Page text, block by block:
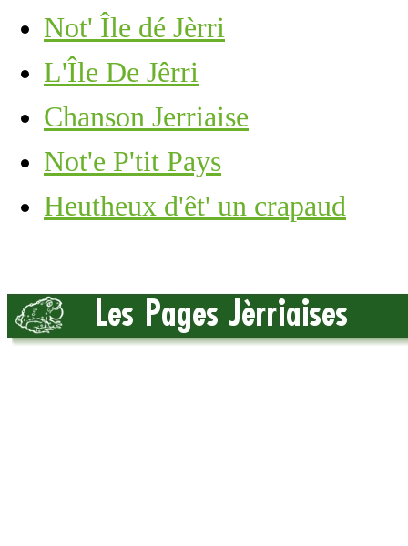
Not' Île dé Jèrri
L'Île De Jêrri
Chanson Jerriaise
Not'e P'tit Pays
Heutheux d'êt' un crapaud